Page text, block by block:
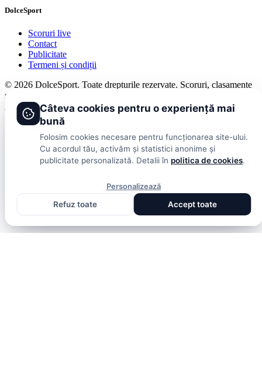
DolceSport
Scoruri live
Contact
Publicitate
Termeni și condiții
© 2026 DolceSport. Toate drepturile rezervate. Scoruri, clasamente
și analize din toate competițiile
Fotbal intern Fotbal extern Scoruri live
Câteva cookies pentru o experiență mai
bună
Folosim cookies necesare pentru funcționarea site-ului.
Cu acordul tău, activăm și statistici anonime și
publicitate personalizată. Detalii în politica de cookies.
Personalizează
Refuz toate
Accept toate